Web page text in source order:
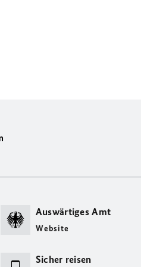
Auswärtiges Amt
Website
Sicher reisen